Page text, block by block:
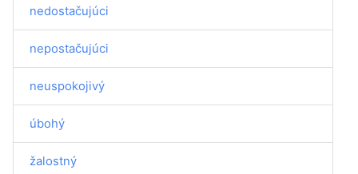
nedostačujúci
nepostačujúci
neuspokojivý
úbohý
žalostný